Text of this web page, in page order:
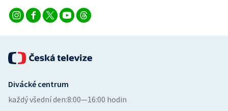
Sportovní střelba
Veslování
Divácké centrum
každý všední den:8:00—16:00 hodin